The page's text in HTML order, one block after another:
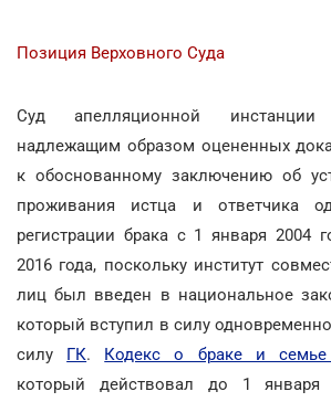
Позиция Верховного Суда
Суд апелляционной
надлежащим образом оцененных
к обоснованному заключению об
проживания истца и ответчика
регистрации брака с 1 января 2004
2016 года, поскольку институт
лиц был введен в национальное
который вступил в силу
силу ГК. Кодекс о браке и семье
который действовал до 1 января